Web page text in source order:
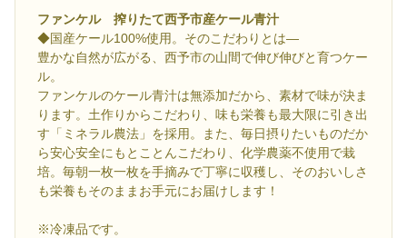
ファンケル 搾りたて西予市産ケール青汁
◆国産ケール100%使用。そのこだわりとは―
豊かな自然が広がる、西予市の山間で伸び伸びと育つケー
ル。
ファンケルのケール青汁は無添加だから、素材で味が決ま
ります。土作りからこだわり、味も栄養も最大限に引き出
す「ミネラル農法」を採用。また、毎日摂りたいものだか
ら安心安全にもとことんこだわり、化学農薬不使用で栽
培。毎朝一枚一枚を手摘みで丁寧に収穫し、そのおいしさ
も栄養もそのままお手元にお届けします！
※冷凍品です。